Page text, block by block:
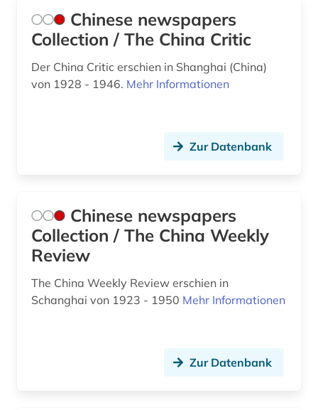
seemannschaft (1)
segeln (1)
soziale arbeit (1)
sozialwissenschaften (6)
soziologie und geschichte (1)
Chinese newspapers
Collection / The China Critic
Der China Critic erschien in Shanghai (China)
von 1928 - 1946. Mehr Informationen
Zur Datenbank
Chinese newspapers
Collection / The China Weekly
Review
The China Weekly Review erschien in
Schanghai von 1923 - 1950 Mehr Informationen
Zur Datenbank